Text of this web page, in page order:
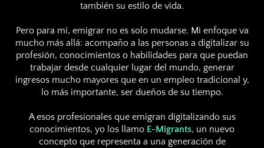
también su estilo de vida.
Pero para mí, emigrar no es solo mudarse. Mi enfoque va
mucho más allá: acompaño a las personas a digitalizar su
profesión, conocimientos o habilidades para que puedan
trabajar desde cualquier lugar del mundo, generar
ingresos mucho mayores que en un empleo tradicional y,
lo más importante, ser dueños de su tiempo.
A esos profesionales que emigran digitalizando sus
conocimientos, yo los llamo E-Migrants, un nuevo
concepto que representa a una generación de